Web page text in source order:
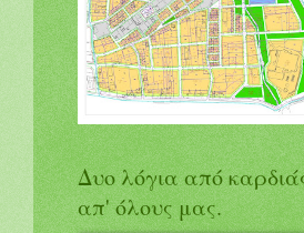
Δυο λόγια από
απ' όλους μας.